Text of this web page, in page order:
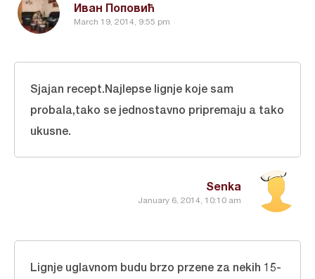
Иван Поповић
March 19, 2014, 9:55 pm
Senka
January 6, 2014, 10:10 am
Sjajan recept.Najlepse lignje koje sam
probala,tako se jednostavno pripremaju a tako
ukusne.
Lignje uglavnom budu brzo przene za nekih 15-